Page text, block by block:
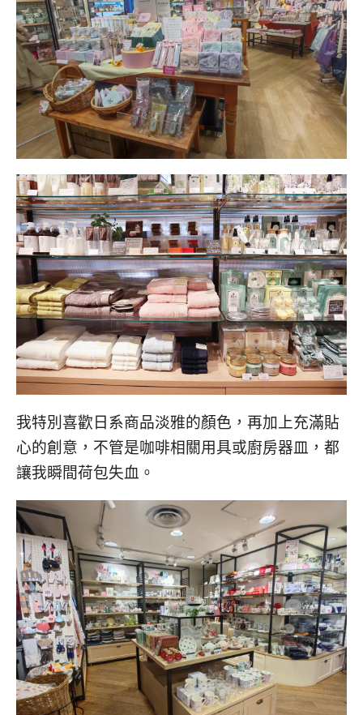
我特別喜歡日系商品淡雅的顏色，再加上充滿貼
心的創意，不管是咖啡相關用具或廚房器皿，都
讓我瞬間荷包失血。